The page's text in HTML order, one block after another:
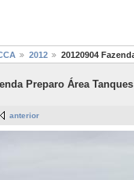
2012 20120904
Preparo Área
anterior